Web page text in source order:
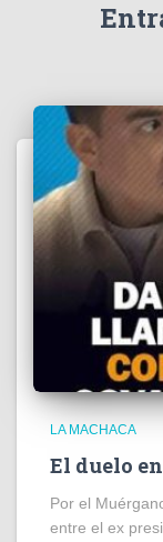
LA MACHACA
El duelo
Por el
entre el ex